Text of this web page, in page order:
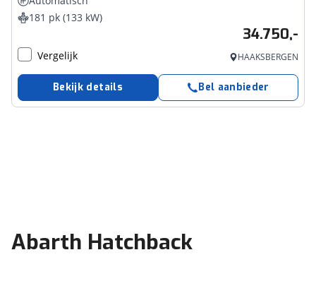
181 pk (133 kW)
34.750,-
Vergelijk HAAKSBERGEN
Bekijk details Bel aanbieder
Abarth Hatchback